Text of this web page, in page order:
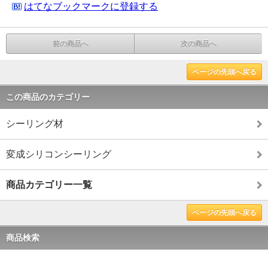
はてなブックマークに登録する
前の商品へ 次の商品へ
ページの先頭へ戻る
この商品のカテゴリー
シーリング材
変成シリコンシーリング
商品カテゴリー一覧
ページの先頭へ戻る
商品検索